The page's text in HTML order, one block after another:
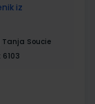
iz
Tanja Soucie
6103